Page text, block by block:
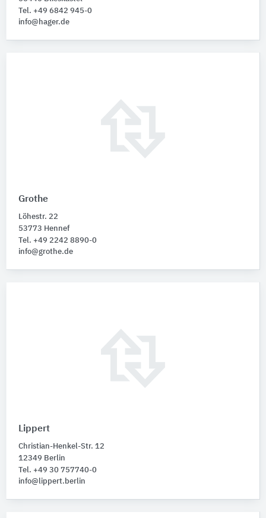
Tel. +49 6842 945-0
info@hager.de
Grothe
Löhestr. 22
53773 Hennef
Tel. +49 2242 8890-0
info@grothe.de
Lippert
Christian-Henkel-Str. 12
12349 Berlin
Tel. +49 30 757740-0
info@lippert.berlin